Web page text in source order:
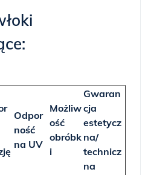
Odpor
ność
na UV
Możliw
ość
obróbk
i
Gwaran
cja
estetycz
na/
technicz
na